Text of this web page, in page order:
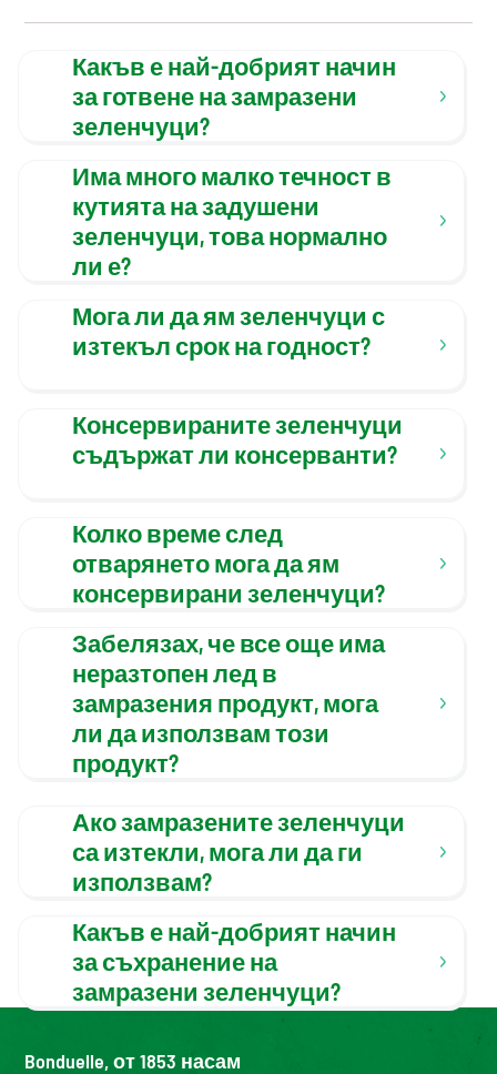
Какъв е най-добрият начин
за готвене на замразени
зеленчуци?
Има много малко течност в
кутията на задушени
зеленчуци, това нормално
ли е?
Мога ли да ям зеленчуци с
изтекъл срок на годност?
Консервираните зеленчуци
съдържат ли консерванти?
Колко време след
отварянето мога да ям
консервирани зеленчуци?
Забелязах, че все още има
неразтопен лед в
замразения продукт, мога
ли да използвам този
продукт?
Ако замразените зеленчуци
са изтекли, мога ли да ги
използвам?
Какъв е най-добрият начин
за съхранение на
замразени зеленчуци?
Bonduelle, от 1853 насам